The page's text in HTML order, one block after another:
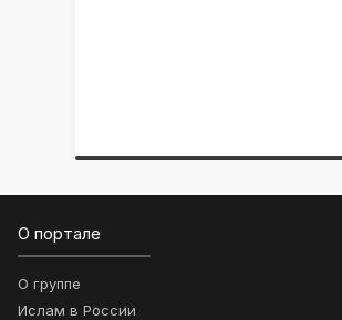
О портале
О группе
Ислам в России